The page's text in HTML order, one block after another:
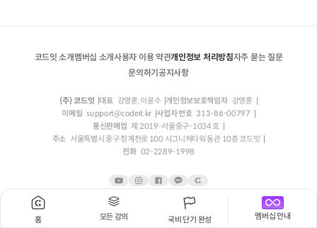
코드잇 소개 멤버십 소개사용자 이용 약관개인정보 처리방침자주 묻는 질문
문의하기 공지사항
(주) 코드잇 대표 강영훈, 이윤수 개인정보보호책임자 강영훈
이메일 support@codeit.kr 사업자 번호 313-86-00797
통신판매업 제 2019-서울중구-1034 호
주소 서울특별시 중구 청계천로 100 시그니쳐타워 동관 10층 코드잇
전화 02-2289-1998
홈 모든 강의 국비 단기 완성 멤버십 안내